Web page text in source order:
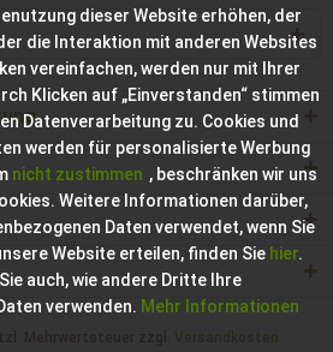
Mehrwertsteuer zzgl. Versandkosten
dieser Website erhöhen, der
die Interaktion mit anderen Websites
vereinfachen, werden nur mit Ihrer
Klicken auf „Einverstanden“ stimmen
Datenverarbeitung zu. Cookies und
werden für personalisierte Werbung
nicht zustimmen , beschränken wir uns
Weitere Informationen darüber,
Daten verwendet, wenn Sie
Website erteilen, finden Sie hier.
auch, wie andere Dritte Ihre
verwenden. Mehr Informationen